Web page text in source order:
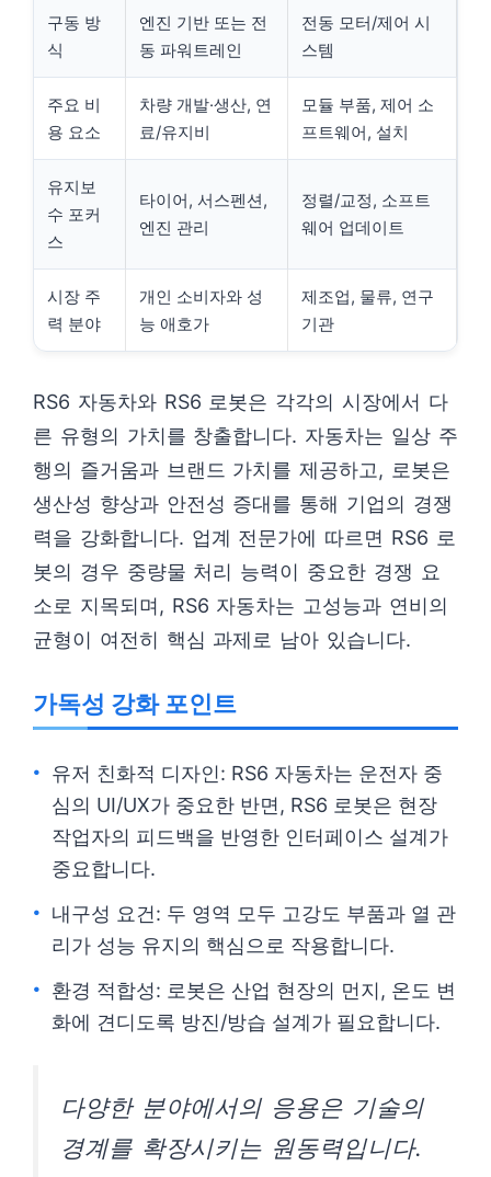
구동 방
식
엔진 기반 또는 전
동 파워트레인
전동 모터/제어 시
스템
주요 비
용 요소
차량 개발·생산, 연
료/유지비
모듈 부품, 제어 소
프트웨어, 설치
유지보
수 포커
스
타이어, 서스펜션,
엔진 관리
정렬/교정, 소프트
웨어 업데이트
시장 주
력 분야
개인 소비자와 성
능 애호가
제조업, 물류, 연구
기관
RS6 자동차와 RS6 로봇은 각각의 시장에서 다
른 유형의 가치를 창출합니다. 자동차는 일상 주
행의 즐거움과 브랜드 가치를 제공하고, 로봇은
생산성 향상과 안전성 증대를 통해 기업의 경쟁
력을 강화합니다. 업계 전문가에 따르면 RS6 로
봇의 경우 중량물 처리 능력이 중요한 경쟁 요
소로 지목되며, RS6 자동차는 고성능과 연비의
균형이 여전히 핵심 과제로 남아 있습니다.
가독성 강화 포인트
유저 친화적 디자인: RS6 자동차는 운전자 중
심의 UI/UX가 중요한 반면, RS6 로봇은 현장
작업자의 피드백을 반영한 인터페이스 설계가
중요합니다.
내구성 요건: 두 영역 모두 고강도 부품과 열 관
리가 성능 유지의 핵심으로 작용합니다.
환경 적합성: 로봇은 산업 현장의 먼지, 온도 변
화에 견디도록 방진/방습 설계가 필요합니다.
다양한 분야에서의 응용은 기술의
경계를 확장시키는 원동력입니다.